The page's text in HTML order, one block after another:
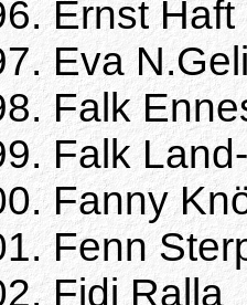
Ernst Haft
Eva
Falk
Falk
Fanny
Fenn
Fidi Ralla